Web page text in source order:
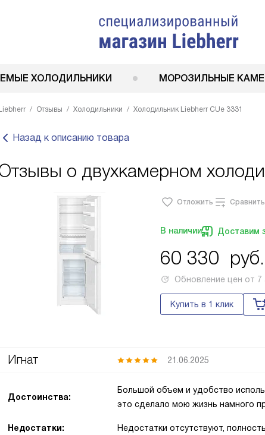
ХОЛОДИЛЬНИКИ МОРОЗИЛЬНЫЕ
Liebherr Отзывы Холодильники Холодильник Liebherr CUe 3331
Назад к описанию товара
о двухкамерном
Отложить Сравнить
В наличии Доставим
60 330 руб.
Обновление цен от 7
Купить в 1 клик
Игнат 21.06.2025
Достоинства:
Большой объем и удобство
это сделало мою жизнь намного
Недостатки: Недостатки отсутствуют,